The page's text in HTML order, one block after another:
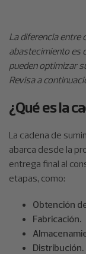
La diferencia entre
abastecimiento es
pueden optimizar
Revisa a
¿Qué es la
La cadena de
abarca desde la
entrega final al
etapas, como:
Obtención
Fabricación.
Distribución.